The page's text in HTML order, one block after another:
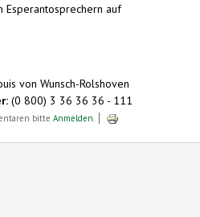
Esperantosprechern auf
von Wunsch-Rolshoven
(0 800) 3 36 36 36 - 111
bitte Anmelden